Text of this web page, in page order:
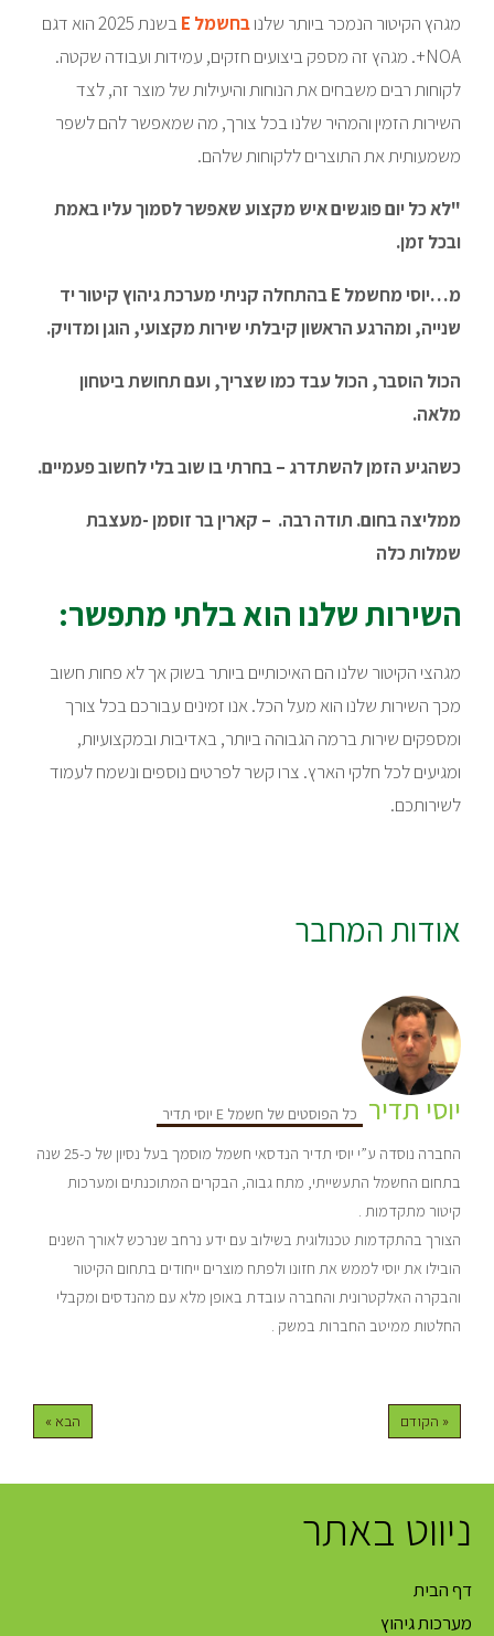
מגהץ הקיטור הנמכר ביותר שלנובחשמל E
בשנת 2025 הוא דגם
NOA+. מגהץ זה מספק ביצועים חזקים, עמידות ועבודה שקטה.
לקוחות רבים משבחים את הנוחות והיעילות של מוצר זה, לצד
השירות הזמין והמהיר שלנו בכל צורך, מה שמאפשר להם לשפר
משמעותית את התוצרים ללקוחות שלהם.
"לא כל יום פוגשים איש מקצוע שאפשר לסמוך עליו באמת
ובכל זמן.
מ…יוסי מחשמל E בהתחלה קניתי מערכת גיהוץ קיטור יד
שנייה, ומהרגע הראשון קיבלתי שירות מקצועי, הוגן ומדויק.
הכול הוסבר, הכול עבד כמו שצריך, ועם תחושת ביטחון
מלאה.
כשהגיע הזמן להשתדרג – בחרתי בו שוב בלי לחשוב פעמיים.
ממליצה בחום. תודה רבה. – קארין בר זוסמן -מעצבת
שמלות כלה
השירות שלנו הוא בלתי מתפשר:
מגהצי הקיטור שלנו הם האיכותיים ביותר בשוק אך לא פחות חשוב
מכך השירות שלנו הוא מעל הכל. אנו זמינים עבורכם בכל צורך
ומספקים שירות ברמה הגבוהה ביותר, באדיבות ובמקצועיות,
ומגיעים לכל חלקי הארץ. צרו קשר לפרטים נוספים ונשמח לעמוד
לשירותכם.
אודות המחבר
יוסי תדיר כל הפוסטים של חשמל E יוסי תדיר
החברה נוסדה ע”י יוסי תדיר הנדסאי חשמל מוסמך בעל נסיון של כ-25 שנה
בתחום החשמל התעשייתי, מתח גבוה, הבקרים המתוכנתים ומערכות
קיטור מתקדמות .
הצורך בהתקדמות טכנולוגית בשילוב עם ידע נרחב שנרכש לאורך השנים
הובילו את יוסי לממש את חזונו ולפתח מוצרים ייחודים בתחום הקיטור
והבקרה האלקטרונית והחברה עובדת באופן מלא עם מהנדסים ומקבלי
החלטות ממיטב החברות במשק .
« הקודם הבא »
ניווט באתר
דף הבית
מערכות גיהוץ